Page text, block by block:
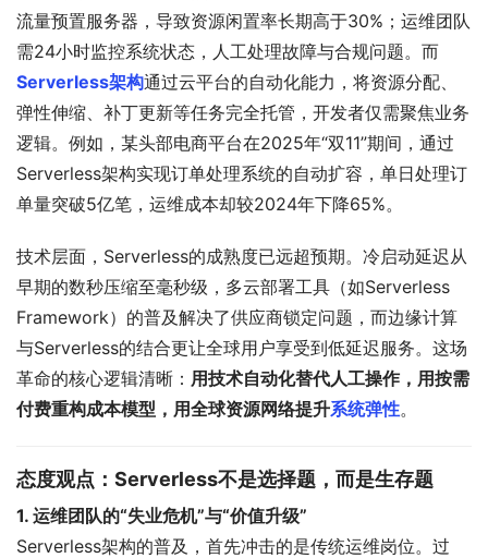
流量预置服务器，导致资源闲置率长期高于30%；运维团队
需24小时监控系统状态，人工处理故障与合规问题。而
Serverless架构通过云平台的自动化能力，将资源分配、
弹性伸缩、补丁更新等任务完全托管，开发者仅需聚焦业务
逻辑。例如，某头部电商平台在2025年“双11”期间，通过
Serverless架构实现订单处理系统的自动扩容，单日处理订
单量突破5亿笔，运维成本却较2024年下降65%。
技术层面，Serverless的成熟度已远超预期。冷启动延迟从
早期的数秒压缩至毫秒级，多云部署工具（如Serverless
Framework）的普及解决了供应商锁定问题，而边缘计算
与Serverless的结合更让全球用户享受到低延迟服务。这场
革命的核心逻辑清晰： 用技术自动化替代人工操作，用按需
付费重构成本模型，用全球资源网络提升系统弹性。
态度观点：Serverless不是选择题，而是生存题
1. 运维团队的“失业危机”与“价值升级”
Serverless架构的普及，首先冲击的是传统运维岗位。过